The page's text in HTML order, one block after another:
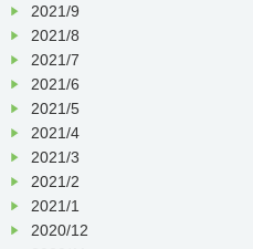
2021/9
2021/8
2021/7
2021/6
2021/5
2021/4
2021/3
2021/2
2021/1
2020/12